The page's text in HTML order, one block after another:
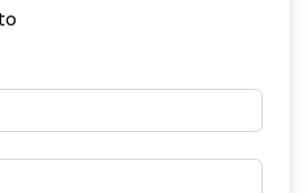
chiusura porte e avviamento
assistenza al superamento dei limiti